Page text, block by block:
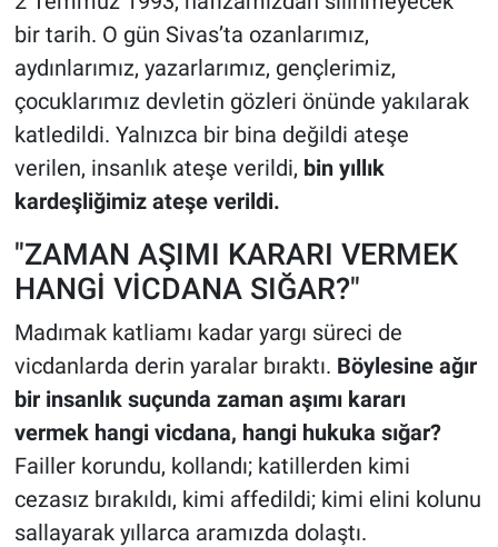
bir tarih. O gün Sivas’ta ozanlarımız,
aydınlarımız, yazarlarımız, gençlerimiz,
çocuklarımız devletin gözleri önünde yakılarak
katledildi. Yalnızca bir bina değildi ateşe
verilen, insanlık ateşe verildi, bin yıllık
kardeşliğimiz ateşe verildi.
"ZAMAN AŞIMI KARARI VERMEK
HANGİ VİCDANA SIĞAR?"
Madımak katliamı kadar yargı süreci de
vicdanlarda derin yaralar bıraktı. Böylesine ağır
bir insanlık suçunda zaman aşımı kararı
vermek hangi vicdana, hangi hukuka sığar?
Failler korundu, kollandı; katillerden kimi
cezasız bırakıldı, kimi affedildi; kimi elini kolunu
sallayarak yıllarca aramızda dolaştı.